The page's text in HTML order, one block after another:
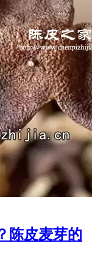
陈皮麦芽的